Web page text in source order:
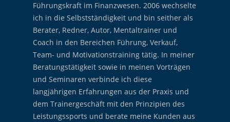
Führungskraft im Finanzwesen. 2006 wechselte
ich in die Selbstständigkeit und bin seither als
Berater, Redner, Autor, Mentaltrainer und
Coach in den Bereichen Führung, Verkauf,
Team- und Motivationstraining tätig. In meiner
Beratungstätigkeit sowie in meinen Vorträgen
und Seminaren verbinde ich diese
langjährigen Erfahrungen aus der Praxis und
dem Trainergeschäft mit den Prinzipien des
Leistungssports und berate meine Kunden aus